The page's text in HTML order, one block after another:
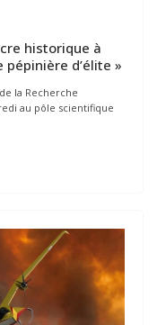
historique à
pépinière d’élite »
la Recherche
au pôle scientifique